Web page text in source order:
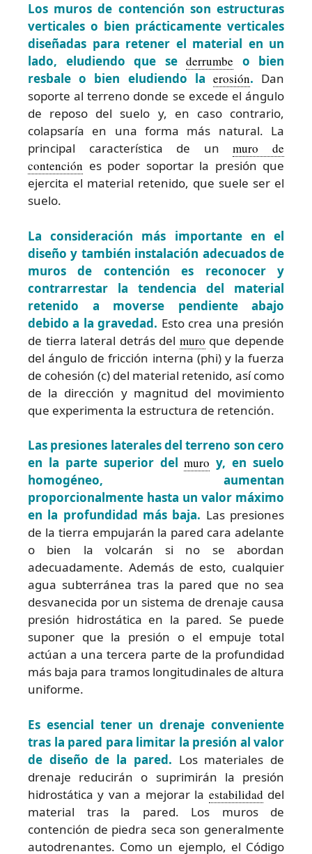
Los muros de contención son estructuras
verticales o bien prácticamente verticales
diseñadas para retener el material en un
lado, eludiendo que se derrumbe o bien
resbale o bien eludiendo la erosión. Dan
soporte al terreno donde se excede el ángulo
de reposo del suelo y, en caso contrario,
colapsaría en una forma más natural. La
principal característica de unmuro de
contención es poder soportar la presión que
ejercita el material retenido, que suele ser el
suelo.
La consideración más importante en el
diseño y también instalación adecuados de
muros de contención es reconocer y
contrarrestar la tendencia del material
retenido a moverse pendiente abajo
debido a la gravedad. Esto crea una presión
de tierra lateral detrás del muro que depende
del ángulo de fricción interna (phi) y la fuerza
de cohesión (c) del material retenido, así como
de la dirección y magnitud del movimiento
que experimenta la estructura de retención.
Las presiones laterales del terreno son cero
en la parte superior delmuro y, en suelo
homogéneo, aumentan
proporcionalmente hasta un valor máximo
en la profundidad más baja. Las presiones
de la tierra empujarán la pared cara adelante
o bien la volcarán si no se abordan
adecuadamente. Además de esto, cualquier
agua subterránea tras la pared que no sea
desvanecida por un sistema de drenaje causa
presión hidrostática en la pared. Se puede
suponer que la presión o el empuje total
actúan a una tercera parte de la profundidad
más baja para tramos longitudinales de altura
uniforme.
Es esencial tener un drenaje conveniente
tras la pared para limitar la presión al valor
de diseño de la pared. Los materiales de
drenaje reducirán o suprimirán la presión
hidrostática y van a mejorar la estabilidad del
material tras la pared. Los muros de
contención de piedra seca son generalmente
autodrenantes. Como un ejemplo, el Código